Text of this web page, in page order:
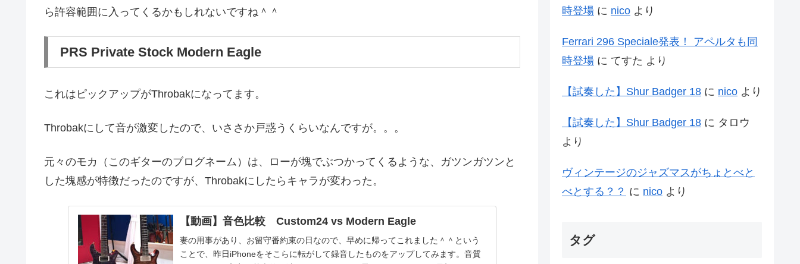
ら許容範囲に入ってくるかもしれないですね＾＾
PRS Private Stock Modern Eagle
これはピックアップがThrobakになってます。
Throbakにして音が激変したので、いささか戸惑うくらいなんですが。。。
元々のモカ（このギターのブログネーム）は、ローが塊でぶつかってくるような、ガツンガツンと
した塊感が特徴だったのですが、Throbakにしたらキャラが変わった。
【動画】音色比較 Custom24 vs Modern Eagle
妻の用事があり、お留守番約束の日なので、早めに帰ってこれました＾＾という
ことで、昨日iPhoneをそこらに転がして録音したものをアップしてみます。音質
時登場 に nico より
Ferrari 296 Speciale発表！ アペルタも同
時登場 に てすた より
【試奏した】Shur Badger 18 に nico より
【試奏した】Shur Badger 18 に タロウ
より
ヴィンテージのジャズマスがちょとべと
べとする？？ に nico より
タグ